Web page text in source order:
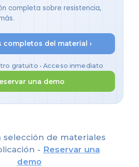
completa sobre resistencia,
completos del material ›
gratuito • Acceso inmediato
una demo
selección de materiales
- Reservar una
demo